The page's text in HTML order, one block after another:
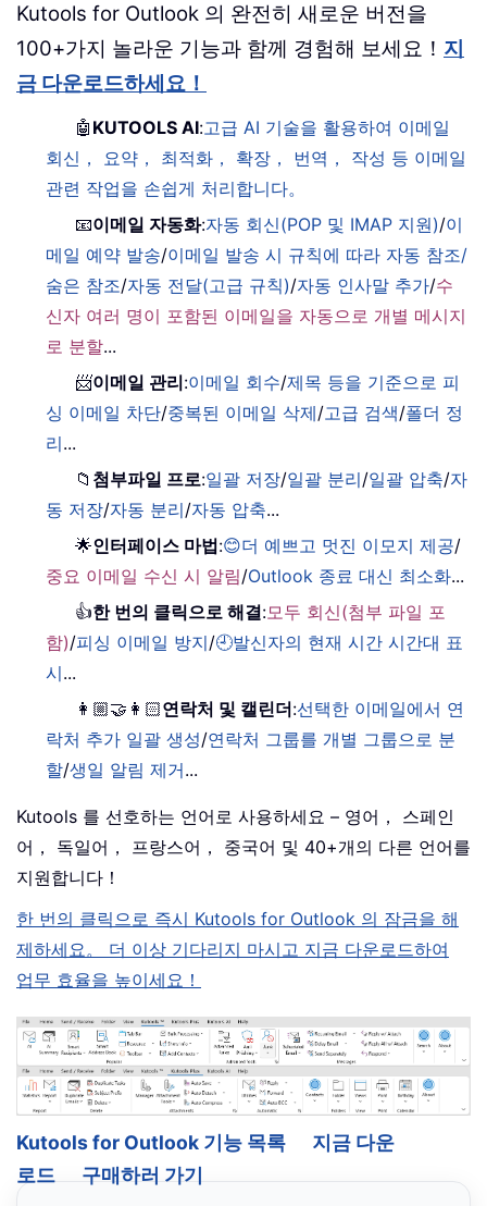
Kutools for Outlook 의 완전히 새로운 버전을
100+가지 놀라운 기능과 함께 경험해 보세요！ 지
금 다운로드하세요！
🤖 KUTOOLS AI:고급 AI 기술을 활용하여 이메일
회신， 요약， 최적화， 확장， 번역， 작성 등 이메일
관련 작업을 손쉽게 처리합니다。
📧이메일 자동화:자동 회신(POP 및 IMAP 지원)/이
메일 예약 발송/이메일 발송 시 규칙에 따라 자동 참조/
숨은 참조/자동 전달(고급 규칙)/자동 인사말 추가/수
신자 여러 명이 포함된 이메일을 자동으로 개별 메시지
로 분할...
📨이메일 관리:이메일 회수/제목 등을 기준으로 피
싱 이메일 차단/중복된 이메일 삭제/고급 검색/폴더 정
리...
📁 첨부파일 프로:일괄 저장/일괄 분리/일괄 압축/자
동 저장/자동 분리/자동 압축...
🌟인터페이스 마법:😊더 예쁘고 멋진 이모지 제공/
중요 이메일 수신 시 알림/Outlook 종료 대신 최소화...
👍한 번의 클릭으로 해결:모두 회신(첨부 파일 포
함)/피싱 이메일 방지/🕘발신자의 현재 시간 시간대 표
시...
👩🏼‍🤝‍👩🏻연락처 및 캘린더:선택한 이메일에서 연
락처 추가 일괄 생성/연락처 그룹를 개별 그룹으로 분
할/생일 알림 제거...
Kutools 를 선호하는 언어로 사용하세요 – 영어， 스페인
어， 독일어， 프랑스어， 중국어 및 40+개의 다른 언어를
지원합니다！
한 번의 클릭으로 즉시 Kutools for Outlook 의 잠금을 해
제하세요。 더 이상 기다리지 마시고 지금 다운로드하여
업무 효율을 높이세요！
Kutools for Outlook 기능 목록
지금 다운
로드
구매하러 가기